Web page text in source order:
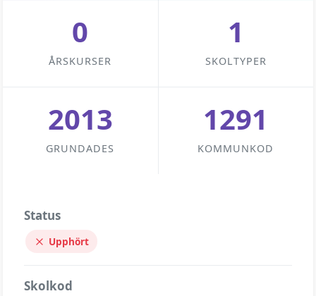
0
ÅRSKURSER
1
SKOLTYPER
2013
GRUNDADES
1291
KOMMUNKOD
Status
Upphört
Skolkod